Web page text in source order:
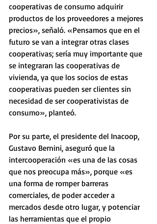
cooperativas de consumo adquirir
productos de los proveedores a mejores
precios», señaló. «Pensamos que en el
futuro se van a integrar otras clases
cooperativas; sería muy importante que
se integraran las cooperativas de
vivienda, ya que los socios de estas
cooperativas pueden ser clientes sin
necesidad de ser cooperativistas de
consumo», planteó.
Por su parte, el presidente del Inacoop,
Gustavo Bernini, aseguró que la
intercooperación «es una de las cosas
que nos preocupa más», porque «es
una forma de romper barreras
comerciales, de poder acceder a
mercados desde otro lugar, y potenciar
las herramientas que el propio